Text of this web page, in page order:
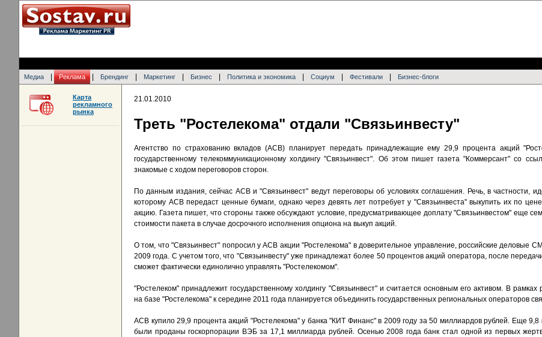
Медиа Реклама Брендинг Маркетинг Бизнес Политика и экономика Социум Фестивали Бизнес-блоги
21.01.2010
Треть "Ростелекома" отдали "Связьинвесту"
Агентство по страхованию вкладов (АСВ) планирует передать принадлежащие ему 29,9 процента акций
государственному телекоммуникационному холдингу "Связьинвест". Об этом пишет газета "Коммерсант" со
знакомые с ходом переговоров сторон.
По данным издания, сейчас АСВ и "Связьинвест" ведут переговоры об условиях соглашения. Речь, в частности,
которому АСВ передаст ценные бумаги, однако через девять лет потребует у "Связьинвеста" выкупить их по
акцию. Газета пишет, что стороны также обсуждают условие, предусматривающее доплату "Связьинвестом" еще
стоимости пакета в случае досрочного исполнения опциона на выкуп акций.
О том, что "Связьинвест" попросил у АСВ акции "Ростелекома" в доверительное управление, российские деловые
2009 года. С учетом того, что "Связьинвесту" уже принадлежат более 50 процентов акций оператора, после
сможет фактически единолично управлять "Ростелекомом".
"Ростелеком" принадлежит государственному холдингу "Связьинвест" и считается основным его активом. В рамках
на базе "Ростелекома" к середине 2011 года планируется объединить государственных региональных операторов
АСВ купило 29,9 процента акций "Ростелекома" у банка "КИТ Финанс" в 2009 году за 50 миллиардов рублей. Еще 9,8
были проданы госкорпорации ВЭБ за 17,1 миллиарда рублей. Осенью 2008 года банк стал одной из первых
Карта
рекламного
рынка